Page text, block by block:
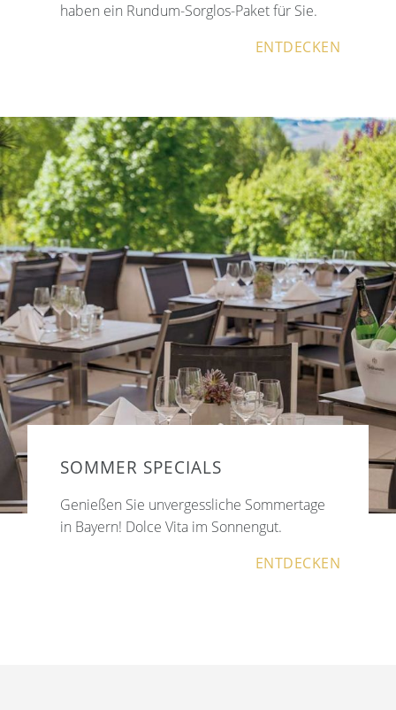
haben ein Rundum-Sorglos-Paket für Sie.
ENTDECKEN
SOMMER SPECIALS
Genießen Sie unvergessliche Sommertage
in Bayern! Dolce Vita im Sonnengut.
ENTDECKEN